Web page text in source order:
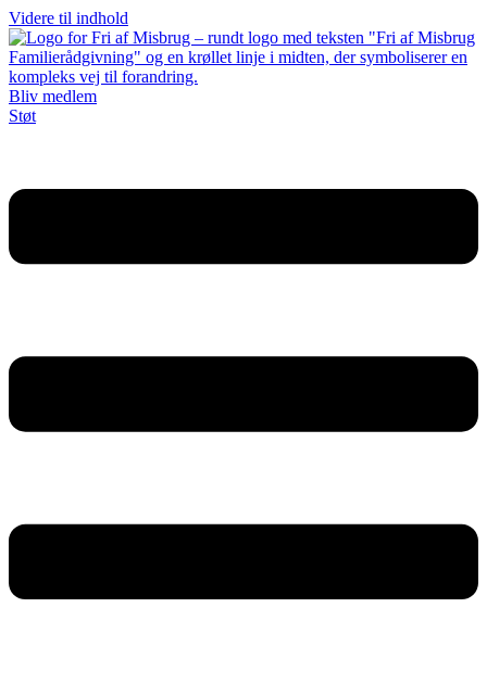
Videre til indhold
Bliv medlem
Støt